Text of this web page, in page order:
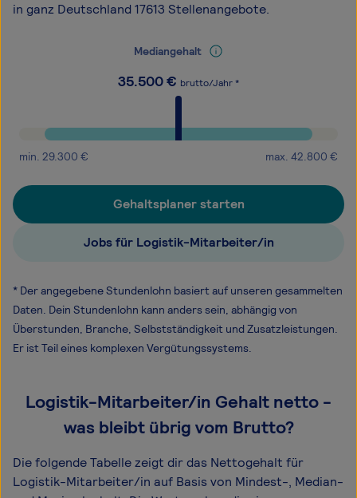
in ganz Deutschland 17613 Stellenangebote.
Mediangehalt
35.500€ brutto/Jahr *
min. 29.300 € max. 42.800 €
Gehaltsplaner starten
Jobs für Logistik-Mitarbeiter/in
* Der angegebene Stundenlohn basiert auf unseren gesammelten
Daten. Dein Stundenlohn kann anders sein, abhängig von
Überstunden, Branche, Selbstständigkeit und Zusatzleistungen.
Er ist Teil eines komplexen Vergütungssystems.
Logistik-Mitarbeiter/in Gehalt netto -
was bleibt übrig vom Brutto?
Die folgende Tabelle zeigt dir das Netto­gehalt für
Logistik-Mitarbeiter/in auf Basis von Mindest-, Median-